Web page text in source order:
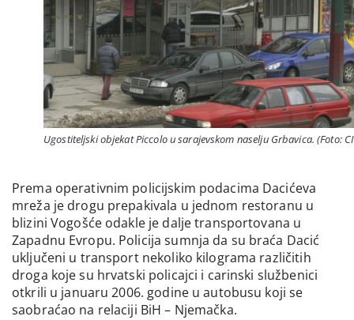
Ugostiteljski objekat Piccolo u sarajevskom naselju Grbavica. (Foto:
Prema operativnim policijskim podacima Dacićeva
mreža je drogu prepakivala u jednom restoranu u
blizini Vogošće odakle je dalje transportovana u
Zapadnu Evropu. Policija sumnja da su braća Dacić
uključeni u transport nekoliko kilograma različitih
droga koje su hrvatski policajci i carinski službenici
otkrili u januaru 2006. godine u autobusu koji se
saobraćao na relaciji BiH – Njemačka.